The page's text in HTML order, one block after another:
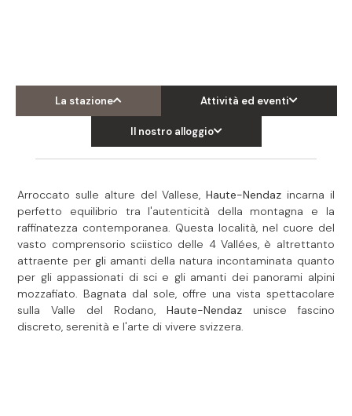
La stazione Attività ed eventi
Il nostro alloggio
Arroccato sulle alture del Vallese,Haute-Nendaz incarna il
perfetto equilibrio tra l'autenticità della montagna e la
raffinatezza contemporanea. Questa località, nel cuore del
vasto comprensorio sciistico delle 4 Vallées, è altrettanto
attraente per gli amanti della natura incontaminata quanto
per gli appassionati di sci e gli amanti dei panorami alpini
mozzafiato. Bagnata dal sole, offre una vista spettacolare
sulla Valle del Rodano, Haute-Nendazunisce fascino
discreto, serenità e l'arte di vivere svizzera.